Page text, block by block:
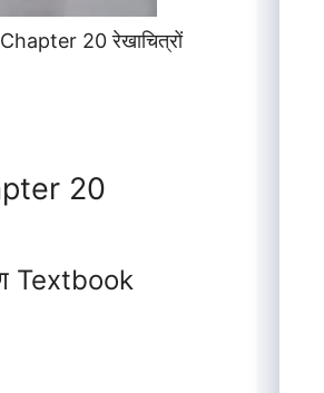
Chapter 20 रेखाचित्रों
20
Textbook